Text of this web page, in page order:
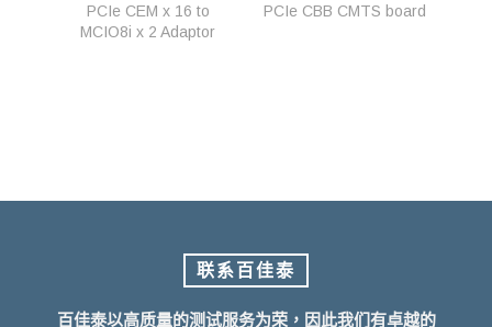
PCIe CEM x 16 to
MCIO8i x 2 Adaptor
PCIe CBB CMTS board
联系百佳泰
百佳泰以高质量的测试服务为荣，因此我们有卓越的